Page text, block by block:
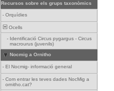
Recursos sobre els grups taxonòmics
- Orquídies
Ocells
- Identificació Circus pygargus - Circus
macrourus (juvenils)
Nocmig a Ornitho
- El Nocmig- informació general
- Com entrar les teves dades NocMig a
ornitho.cat?